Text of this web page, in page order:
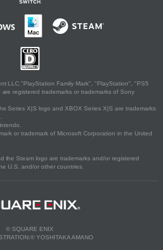
LLC."PlayStation Family Mark", "PlayStation", "PS5
registered trademarks or trademarks of Sony
Series X|S logo and XBOX Series X|S are trademarks
or trademark of Microsoft Corporation in the United
the Steam logo are trademarks and/or registered
U.S. and/or other countries.
© SQUARE ENIX
YOSHITAKA AMANO